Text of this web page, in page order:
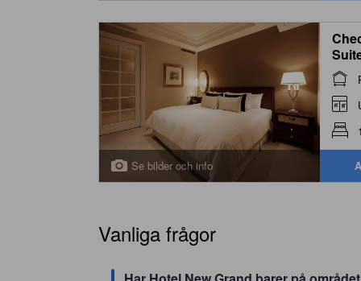
Se bilder och info
Vanliga frågor